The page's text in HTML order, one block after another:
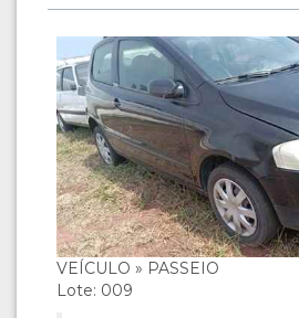
VEÍCULO » PASSEIO
Lote: 009